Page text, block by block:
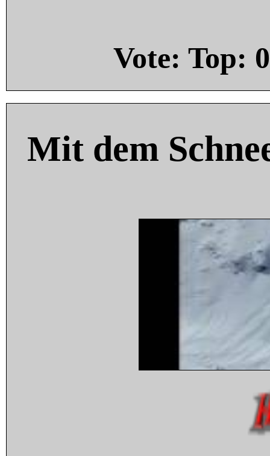
Vote: Top: 0
Mit dem